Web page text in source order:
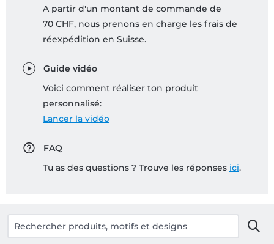
A partir d'un montant de commande de
70 CHF, nous prenons en charge les frais de
réexpédition en Suisse.
Guide vidéo
Voici comment réaliser ton produit
personnalisé:
Lancer la vidéo
FAQ
Tu as des questions ? Trouve les réponses ici.